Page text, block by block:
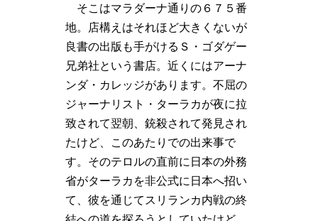
そこはマラダーナ通りの６７５番
地。店構えはそれほど大きくないが
良書の出版も手がけるＳ・ゴダゲー
兄弟社という書店。近くにはアーナ
ンダ・カレッジがあります。不屈の
ジャーナリスト・ターラカが夜に拉
致されて翌朝、銃殺されて発見され
たけど、このあたりでの出来事で
す。そのテロルの直前に日本の外務
省がターラカを非公式に日本へ招い
て、彼を通じてスリランカ内戦の終